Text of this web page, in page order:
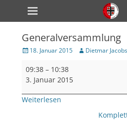
zum
Inhalt
Primärmenü
Generalversammlung
Veröffentlicht
18. Januar 2015 Author
Dietmar Jacobs
Generalversammlung
09:38 – 10:38
3. Januar 2015
Weiterlesen